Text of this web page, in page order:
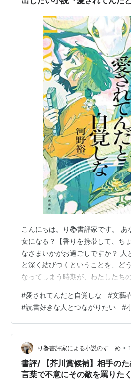
こんにちは。り📚書評家です。 あ
女になる？【香りを携帯して、ち
なさまいかがお過ごしですか？ 人
と深く結びつくということを、ど
なってしまう時期が、わたしたち
春秋 Amazon 自分の足元がグラグ
や、社会のノイズに少し疲れ果て
の好意すらも素直に受け取れず「
しまう関係なのだから」と、最初
を守ろうとしてしまう。 本日は、
臆病になり、…
#愛されてんだと自覚しな #文藝
#読書好きな人とつながりたい #
り📚書評家による小説のすゝめ •
書評/ 【芥川賞候補】相手のために死ぬほど汚い
言葉で不意にその敵を罵りた